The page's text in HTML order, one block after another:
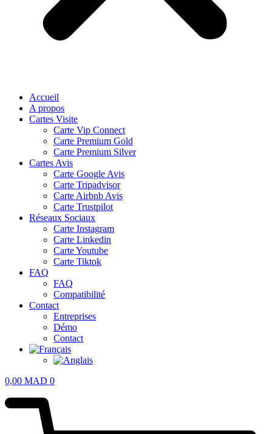
Accueil
A propos
Cartes Visite
Carte Vip Connect
Carte Premium Gold
Carte Premium Silver
Cartes Avis
Carte Google Avis
Carte Tripadvisor
Carte Airbnb Avis
Carte Trustpilot
Réseaux Sociaux
Carte Instagram
Carte Linkedin
Carte Youtube
Carte Tiktok
FAQ
FAQ
Compatibilité
Contact
Entreprises
Démo
Contact
0,00 MAD 0